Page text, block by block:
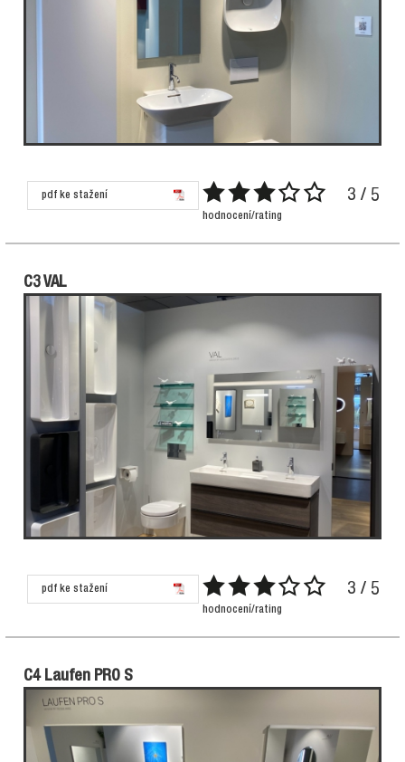
pdf ke stažení 3 / 5
hodnocení/rating
C3 VAL
pdf ke stažení 3 / 5
hodnocení/rating
C4 Laufen PRO S